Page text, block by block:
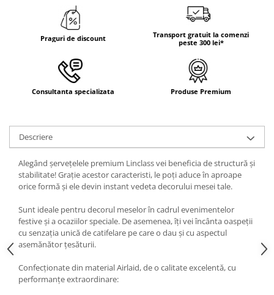
DECOR ALB & IVORY
DECOR ROSU & BORDO
DECOR VERDE
DECOR LILA & MOV
DECOR ALBASTRU
DECOR BRONZ
DECOR PORTOCALIU & CARAMIZIU
DECOR GALBEN
DECOR CREM
DECOR BEJ & MARO
DECOR ROZ
DECOR NUNTA & LOGODNA
Praguri de discount
Transport gratuit la comenzi
peste 300 lei*
Consultanta specializata Produse Premium
Descriere
Alegând șervețelele premium Linclass vei beneficia de structură și
stabilitate! Grație acestor caracteristi, le poți aduce în aproape
orice formă și ele devin instant vedeta decorului mesei tale.
Sunt ideale pentru decorul meselor în cadrul evenimentelor
festive și a ocaziilor speciale. De asemenea, îți vei încânta oaspeții
cu senzația unică de catifelare pe care o dau și cu aspectul
asemănător țesăturii.
Confecționate din material Airlaid, de o calitate excelentă, cu
performanțe extraordinare: